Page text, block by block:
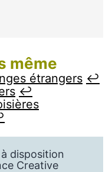
même
étrangers ↩︎
↩︎
disposition
Creative